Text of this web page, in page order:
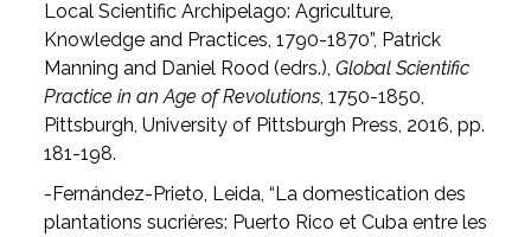
Local Scientific Archipelago: Agriculture,
Knowledge and Practices, 1790-1870”, Patrick
Manning and Daniel Rood (edrs.),Global Scientific
Practice in an Age of Revolutions , 1750-1850,
Pittsburgh, University of Pittsburgh Press, 2016, pp.
181-198.
-Fernández-Prieto, Leida, “La domestication des
plantations sucrières: Puerto Rico et Cuba entre les